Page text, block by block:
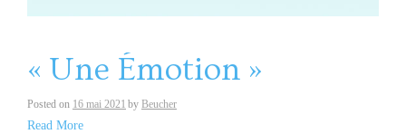
« Une Émotion »
Posted on 16 mai 2021 by Beucher
Read More